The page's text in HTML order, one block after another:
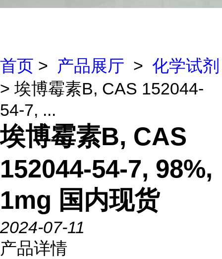
首页 > 产品展厅 > 化学试剂
> 埃博霉素B, CAS 152044-
54-7, ...
埃博霉素B, CAS
152044-54-7, 98%,
1mg 国内现货
2024-07-11
产品详情